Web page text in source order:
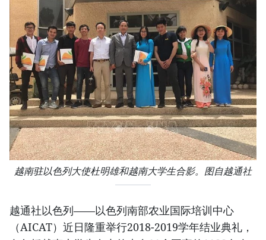
越南驻以色列大使杜明雄和越南大学生合影。图自越通社
越通社以色列——以色列南部农业国际培训中心
（AICAT）近日隆重举行2018-2019学年结业典礼，